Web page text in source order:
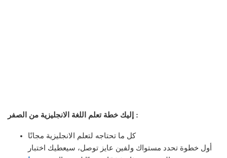
إليك خطة تعلم اللغة الانجليزية من الصفر :
كل ما تحتاجه لتعلم الانجليزية مجانًا
أول خطوة تحدد مستواك ولفين عايز توصل، سيعطيك اختبار